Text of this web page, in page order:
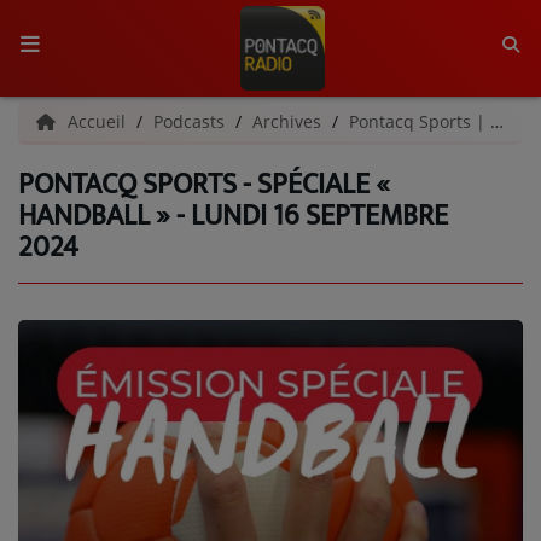
ACCUEIL
RADIO
QUI SOMMES-NOUS ?
L'ÉQUIPE
C'ÉTAIT QUOI CE TITRE ?
MÉDIAS
PODCASTS - SAISON 2026/2027
Accueil Podcasts Archives Pontacq Sports | Archives
PONTACQ SPORTS - SPÉCIALE «
HANDBALL » - LUNDI 16 SEPTEMBRE
2024